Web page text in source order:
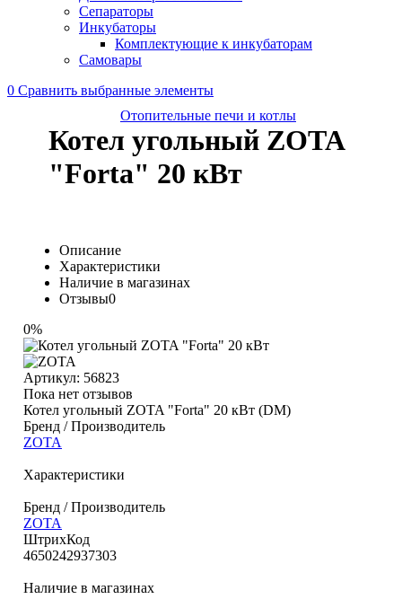
Сепараторы
Инкубаторы
Комплектующие к инкубаторам
Самовары
0 Сравнить выбранные элементы
Отопительные печи и котлы
Котел угольный ZOTA
"Forta" 20 кВт
Описание
Характеристики
Наличие в магазинах
Отзывы0
0%
Артикул: 56823
Пока нет отзывов
Котел угольный ZOTA "Forta" 20 кВт (DM)
Бренд / Производитель
ZOTA
Характеристики
Бренд / Производитель
ZOTA
ШтрихКод
4650242937303
Наличие в магазинах